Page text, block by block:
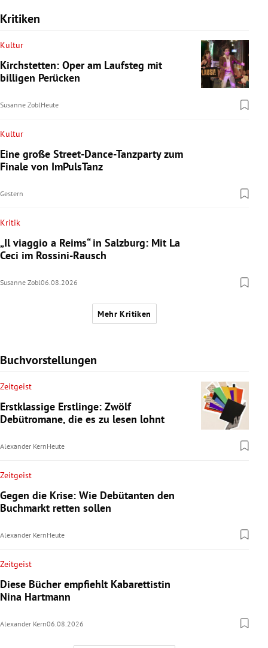
Kritiken
Kultur
Kirchstetten: Oper am Laufsteg mit
billigen Perücken
Susanne ZoblHeute
Kultur
Eine große Street-Dance-Tanzparty zum
Finale von ImPulsTanz
Gestern
Kritik
„Il viaggio a Reims“ in Salzburg: Mit La
Ceci im Rossini-Rausch
Susanne Zobl06.08.2026
Mehr Kritiken
Buchvorstellungen
Zeitgeist
Erstklassige Erstlinge: Zwölf
Debütromane, die es zu lesen lohnt
Alexander KernHeute
Zeitgeist
Gegen die Krise: Wie Debütanten den
Buchmarkt retten sollen
Alexander KernHeute
Zeitgeist
Diese Bücher empfiehlt Kabarettistin
Nina Hartmann
Alexander Kern06.08.2026